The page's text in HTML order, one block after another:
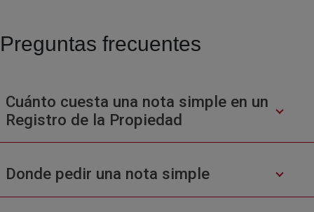
Preguntas frecuentes
Cuánto cuesta una nota simple en un
Registro de la Propiedad
Donde pedir una nota simple